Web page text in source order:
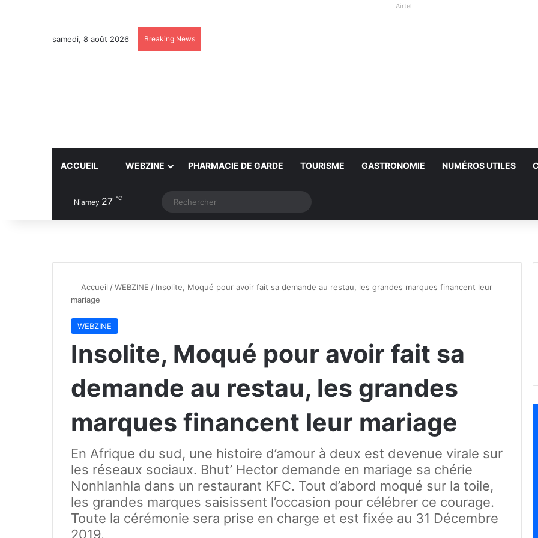
Airtel
samedi, 8 août 2026 Breaking News
ACCUEIL WEBZINE PHARMACIE DE GARDE TOURISME GASTRONOMIE NUMÉROS UTILES
Niamey 27 ℃ Article Aléatoire
Switch skin
Accueil /WEBZINE / Insolite, Moqué pour avoir fait sa demande au restau, les grandes marques financent leur
mariage
WEBZINE
Insolite, Moqué pour avoir fait sa
demande au restau, les grandes
marques financent leur mariage
En Afrique du sud, une histoire d’amour à deux est devenue virale sur
les réseaux sociaux. Bhut’ Hector demande en mariage sa chérie
Nonhlanhla dans un restaurant KFC. Tout d’abord moqué sur la toile,
les grandes marques saisissent l’occasion pour célébrer ce courage.
Toute la cérémonie sera prise en charge et est fixée au 31 Décembre
2019.